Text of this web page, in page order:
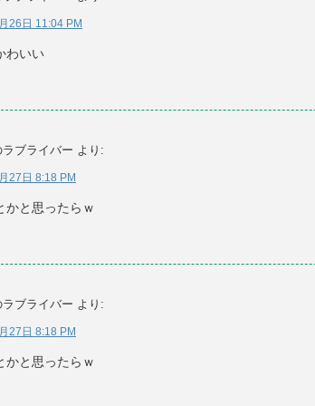
26日 11:04 PM
わいい
ブライバー より:
27日 8:18 PM
かと思ったらｗ
ブライバー より:
27日 8:18 PM
かと思ったらｗ